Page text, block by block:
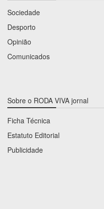
Sociedade
Desporto
Opinião
Comunicados
Sobre o RODA VIVA jornal
Ficha Técnica
Estatuto Editorial
Publicidade